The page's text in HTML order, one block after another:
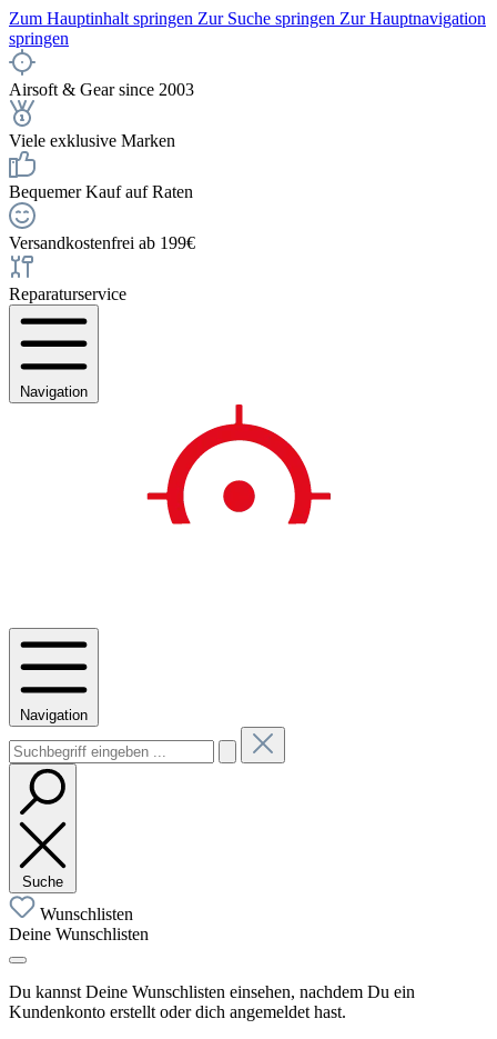
Zum Hauptinhalt springen Zur Suche springen Zur Hauptnavigation
springen
Airsoft & Gear since 2003
Viele exklusive Marken
Bequemer Kauf auf Raten
Versandkostenfrei ab 199€
Reparaturservice
Navigation
Navigation
Suche
Wunschlisten
Deine Wunschlisten
Du kannst Deine Wunschlisten einsehen, nachdem Du ein
Kundenkonto erstellt oder dich angemeldet hast.